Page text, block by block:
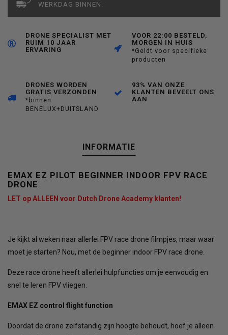
WERKDAG BINNEN.
DRONE SPECIALIST MET
RUIM 10 JAAR
ERVARING
VOOR 22:00 BESTELD,
MORGEN IN HUIS
*Geldt voor specifieke
producten
DRONES WORDEN
GRATIS VERZONDEN
*binnen
BENELUX+DUITSLAND
93% VAN ONZE
KLANTEN BEVEELT ONS
AAN
INFORMATIE
EMAX EZ PILOT BEGINNER INDOOR FPV RACE
DRONE
LET op ALLEEN voor Dutch Drone Academy klanten!
Je kijkt al weken naar allerlei FPV race drone filmpjes, maar waar
moet je starten? Nou, met de beginner indoor FPV race drone.
Deze race drone heeft allerlei hulpfuncties om je eenvoudig en
snel te leren FPV vliegen.
EMAX EZ control flight function
Doordat de drone zelfstandig zijn hoogte behoudt, hoef je alleen